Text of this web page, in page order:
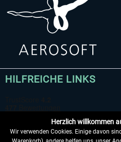
HILFREICHE LINKS
Herzlich willkommen
Wir verwenden Cookies. Einige davon